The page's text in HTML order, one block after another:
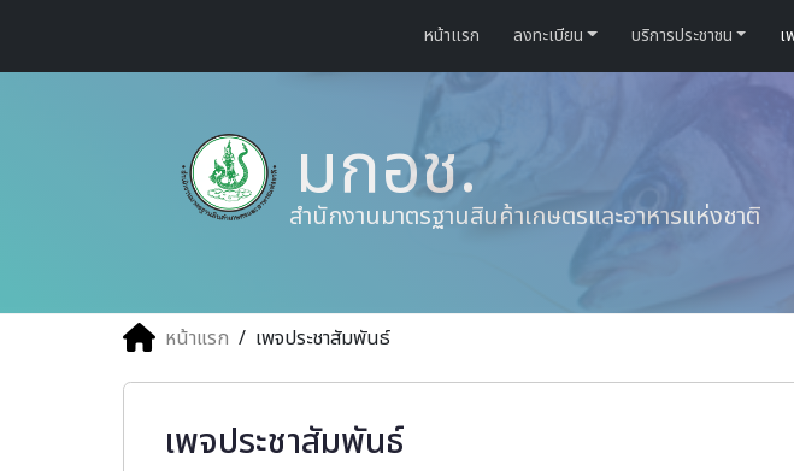
หน้าแรก ลงทะเบียน บริการประชาชน เ
มกอช.
สำนักงานมาตรฐานสินค้าเกษตรและอาหารแห่งชาติ
หน้าแรก / เพจประชาสัมพันธ์
เพจประชาสัมพันธ์